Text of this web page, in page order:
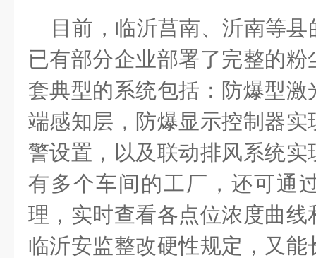
目前， 临沂莒南、沂南等
已有部分企业部署了完整的
套典型的系统包括：防爆型
端感知层，防爆显示控制器
警设置，以及联动排风系统
有多个车间的工厂，还可通
理，实时查看各点位浓度曲
临沂安监整改硬性规定，又